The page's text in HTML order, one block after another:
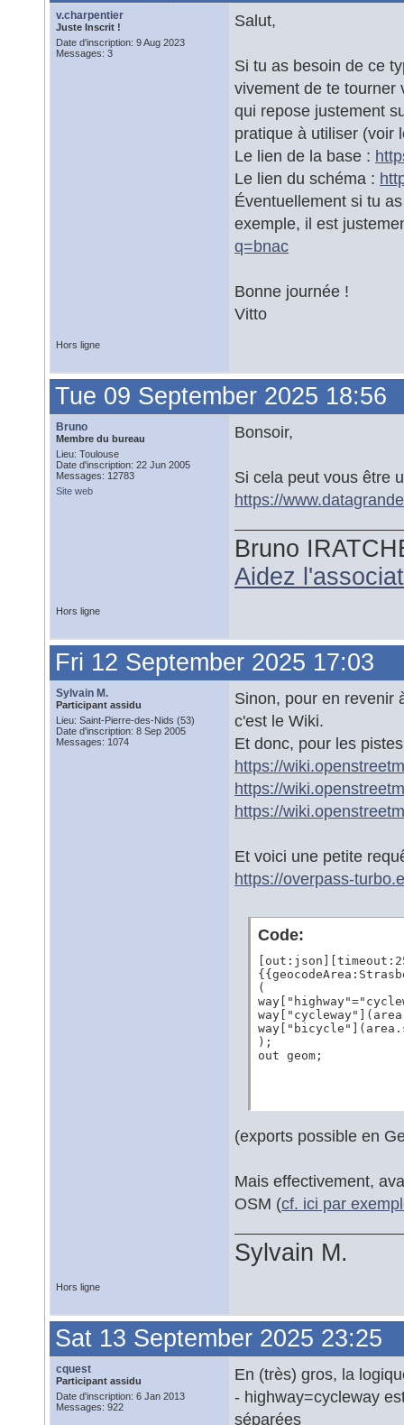
v.charpentier
Juste Inscrit !
Date d'inscription: 9 Aug 2023
Messages: 3
Salut,
Si tu as besoin de ce
vivement de te tourner
qui repose justement
pratique à utiliser (voir
Le lien de la base :
Le lien du schéma :
Éventuellement si tu
exemple, il est
q=bnac
Bonne journée !
Vitto
Hors ligne
Tue 09 September 2025 18:56
Bruno
Membre du bureau
Lieu: Toulouse
Date d'inscription: 22 Jun 2005
Messages: 12783
Site web
Bonsoir,
Si cela peut vous être
https://
Bruno
Aidez
Hors ligne
Fri 12 September 2025 17:03
Sylvain M.
Participant assidu
Lieu: Saint-Pierre-des-Nids (53)
Date d'inscription: 8 Sep 2005
Messages: 1074
Sinon, pour en revenir
c'est le Wiki.
Et donc, pour les
https://
https://
https://
Et voici une petite
https://overpass-
Code:
(
);
out geom;
(exports possible en
Mais effectivement,
OSM (cf. ici par
Sylvain M.
Hors ligne
Sat 13 September 2025 23:25
cquest
Participant assidu
Date d'inscription: 6 Jan 2013
Messages: 922
En (très) gros, la
- highway=cycleway
séparées